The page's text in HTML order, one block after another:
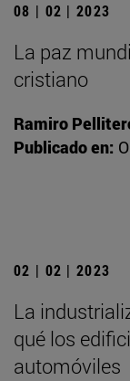
08 | 02 | 2023
La paz
cristiano
Ramiro
Publicado en:
02 | 02 | 2023
La
qué los
automóviles